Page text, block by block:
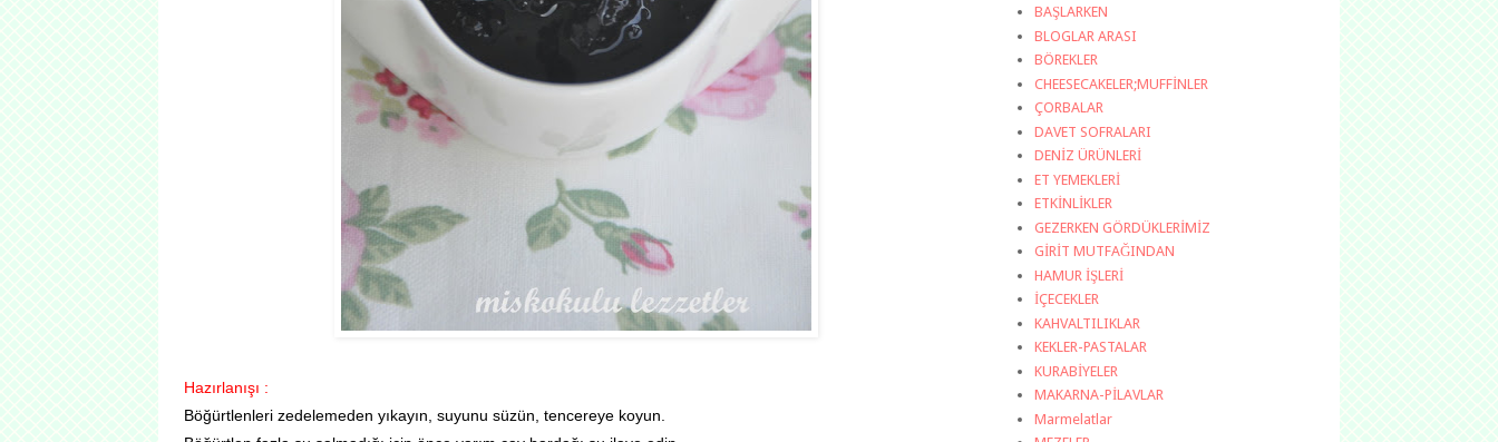
Hazırlanışı :
Böğürtlenleri zedelemeden yıkayın, suyunu süzün, tencereye koyun.
BAŞLARKEN
BLOGLAR ARASI
BÖREKLER
CHEESECAKELER;MUFFİNLER
ÇORBALAR
DAVET SOFRALARI
DENİZ ÜRÜNLERİ
ET YEMEKLERİ
ETKİNLİKLER
GEZERKEN GÖRDÜKLERİMİZ
GİRİT MUTFAĞINDAN
HAMUR İŞLERİ
İÇECEKLER
KAHVALTILIKLAR
KEKLER-PASTALAR
KURABİYELER
MAKARNA-PİLAVLAR
Marmelatlar